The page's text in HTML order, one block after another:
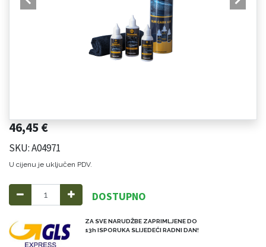
46,45€
SKU: A04971
U cijenu je uključen PDV.
DOSTUPNO
ZA SVE NARUDŽBE ZAPRIMLJENE DO
13h ISPORUKA SLIJEDEĆI RADNI DAN!